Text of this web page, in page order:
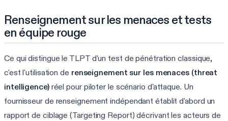
Renseignement sur les menaces et tests
en équipe rouge
Ce qui distingue le TLPT d'un test de pénétration classique,
c'est l'utilisation de renseignement sur les menaces (threat
intelligence)réel pour piloter le scénario d'attaque. Un
fournisseur de renseignement indépendant établit d'abord un
rapport de ciblage (Targeting Report) décrivant les acteurs de